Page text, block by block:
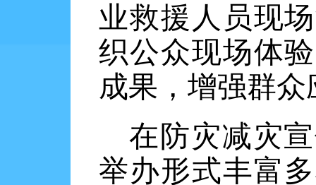
业救援人员现
织公众现场体
成果，增强群
在防灾减灾
举办形式丰富